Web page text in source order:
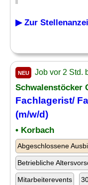
▶ Zur
NEU Job vor 2 Std.
Schwalenstöcker
Fachlagerist/
(m/w/d)
• Korbach
Abgeschlossene
Betriebliche
Mitarbeiterevents